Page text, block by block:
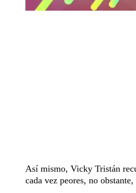
Así mismo, Vicky Tristán
cada vez peores, no